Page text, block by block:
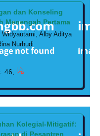
dan Konseling
Menengah Pertama
Alby Aditya
Nurhudi
46,
Kolegial-Mitigatif:
di Pesantren